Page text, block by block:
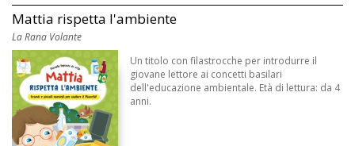
Mattia rispetta l'ambiente
La Rana Volante
Un titolo con filastrocche per introdurre il
giovane lettore ai concetti basilari
dell'educazione ambientale. Età di lettura: da 4
anni.